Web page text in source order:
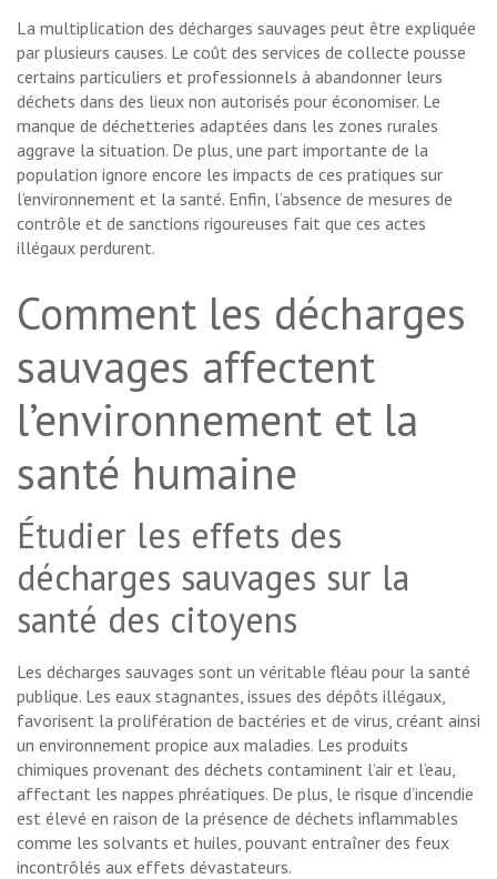
La multiplication des décharges sauvages peut être expliquée
par plusieurs causes. Le coût des services de collecte pousse
certains particuliers et professionnels à abandonner leurs
déchets dans des lieux non autorisés pour économiser. Le
manque de déchetteries adaptées dans les zones rurales
aggrave la situation. De plus, une part importante de la
population ignore encore les impacts de ces pratiques sur
l’environnement et la santé. Enfin, l’absence de mesures de
contrôle et de sanctions rigoureuses fait que ces actes
illégaux perdurent.
Comment les décharges
sauvages affectent
l’environnement et la
santé humaine
Étudier les effets des
décharges sauvages sur la
santé des citoyens
Les décharges sauvages sont un véritable fléau pour la santé
publique. Les eaux stagnantes, issues des dépôts illégaux,
favorisent la prolifération de bactéries et de virus, créant ainsi
un environnement propice aux maladies. Les produits
chimiques provenant des déchets contaminent l’air et l’eau,
affectant les nappes phréatiques. De plus, le risque d’incendie
est élevé en raison de la présence de déchets inflammables
comme les solvants et huiles, pouvant entraîner des feux
incontrôlés aux effets dévastateurs.